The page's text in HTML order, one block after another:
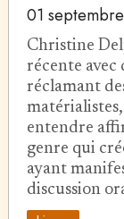
01
Christine
récente avec
réclamant
matérialistes,
entendre
genre qui
ayant
discussion